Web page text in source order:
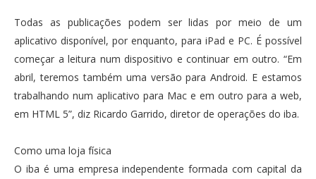
Todas as publicações podem ser lidas por meio de um
aplicativo disponível, por enquanto, para iPad e PC. É possível
começar a leitura num dispositivo e continuar em outro. “Em
abril, teremos também uma versão para Android. E estamos
trabalhando num aplicativo para Mac e em outro para a web,
em HTML 5”, diz Ricardo Garrido, diretor de operações do iba.
Como uma loja física
O iba é uma empresa independente formada com capital da